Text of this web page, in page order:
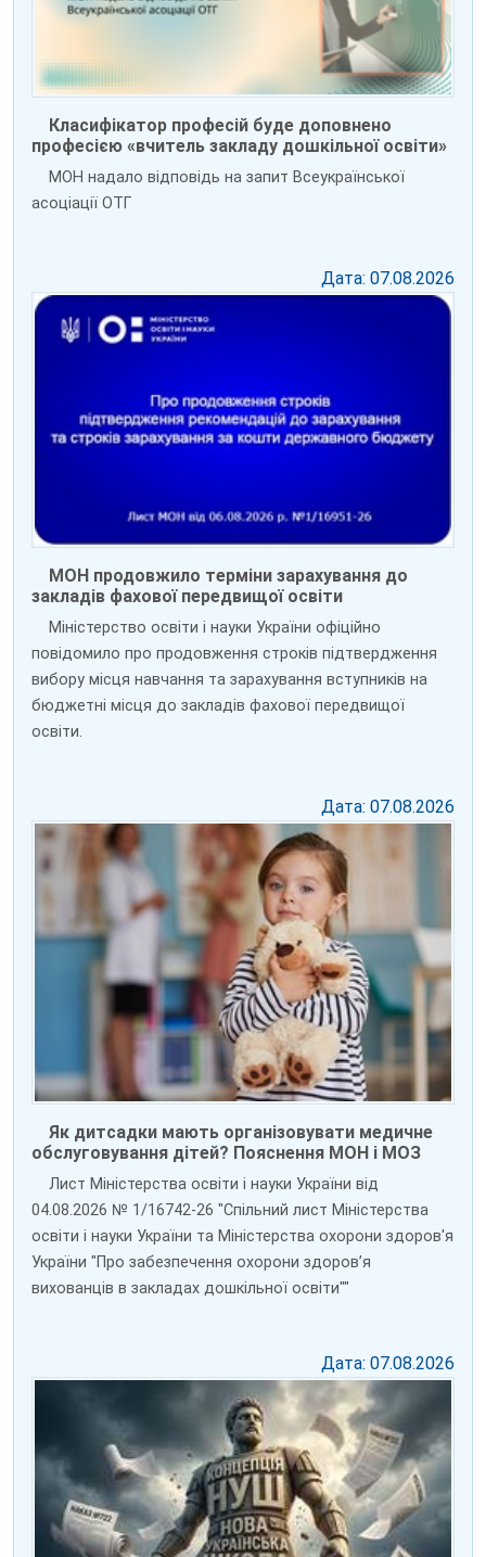
Класифікатор професій буде доповнено
професією «вчитель закладу дошкільної освіти»
МОН надало відповідь на запит Всеукраїнської
асоціації ОТГ
Дата: 07.08.2026
МОН продовжило терміни зарахування до
закладів фахової передвищої освіти
Міністерство освіти і науки України офіційно
повідомило про продовження строків підтвердження
вибору місця навчання та зарахування вступників на
бюджетні місця до закладів фахової передвищої
освіти.
Дата: 07.08.2026
Як дитсадки мають організовувати медичне
обслуговування дітей? Пояснення МОН і МОЗ
Лист Міністерства освіти і науки України від
04.08.2026 № 1/16742-26 "Спільний лист Міністерства
освіти і науки України та Міністерства охорони здоров'я
України "Про забезпечення охорони здоров’я
вихованців в закладах дошкільної освіти""
Дата: 07.08.2026